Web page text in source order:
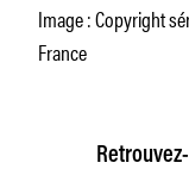
Image : Copyright
France